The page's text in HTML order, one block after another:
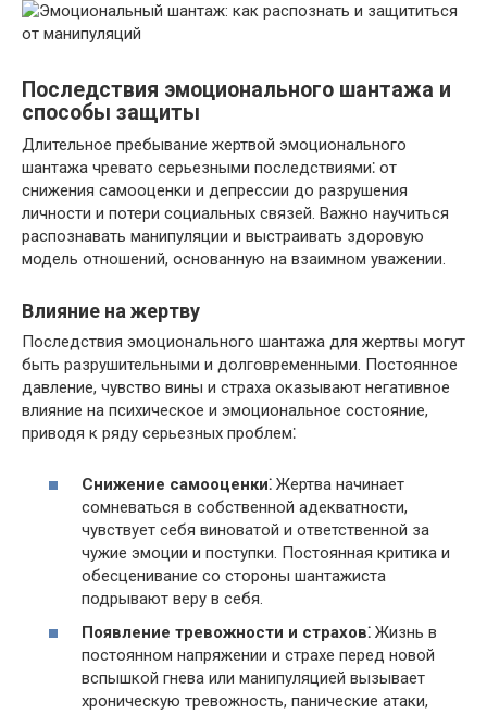
Последствия эмоционального шантажа и
способы защиты
Длительное пребывание жертвой эмоционального
шантажа чревато серьезными последствиями⁚ от
снижения самооценки и депрессии до разрушения
личности и потери социальных связей. Важно научиться
распознавать манипуляции и выстраивать здоровую
модель отношений, основанную на взаимном уважении.​
Влияние на жертву
Последствия эмоционального шантажа для жертвы могут
быть разрушительными и долговременными.​ Постоянное
давление, чувство вины и страха оказывают негативное
влияние на психическое и эмоциональное состояние,
приводя к ряду серьезных проблем⁚
Снижение самооценки⁚ Жертва начинает
сомневаться в собственной адекватности,
чувствует себя виноватой и ответственной за
чужие эмоции и поступки.​ Постоянная критика и
обесценивание со стороны шантажиста
подрывают веру в себя.​
Появление тревожности и страхов⁚ Жизнь в
постоянном напряжении и страхе перед новой
вспышкой гнева или манипуляцией вызывает
хроническую тревожность, панические атаки,